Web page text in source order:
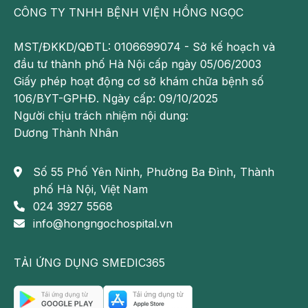
bao gồm: bụng sưng, táo bón kéo dài, trẻ không thể tự đi
luôn trong trạng thái mệt mỏi, thể chất phát triển kém.
Có thể bạn quan tâm:
Thông tin mới và đầy đủ nhất về bệnh
polyp đại tràng
Dấu hiệu nhận biết u đại tràng và cách
Khi nào cần nội soi đại tràng?
Đối với người lớn
là táo bón kéo dài, đau bụng,chướng bụng
Đối với trường hợp phình đại tràng nhiễm độc, các triệu
CÔNG TY TNHH BỆNH VIỆN HỒNG NGỌC
MST/ĐKKD/QĐTL: 0106699074 - Sở kế hoạch và
đầu tư thành phố Hà Nội cấp ngày 05/06/2003
Giấy phép hoạt động cơ sở khám chữa bệnh số
106/BYT-GPHĐ. Ngày cấp: 09/10/2025
Người chịu trách nhiệm nội dung:
Dương Thành Nhân
Số 55 Phố Yên Ninh, Phường Ba Đình, Thành
phố Hà Nội, Việt Nam
024 3927 5568
info@hongngochospital.vn
TẢI ỨNG DỤNG SMEDIC365